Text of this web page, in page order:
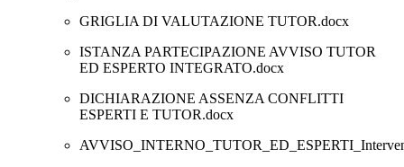
GRIGLIA DI VALUTAZIONE TUTOR.docx
ISTANZA PARTECIPAZIONE AVVISO TUTOR
ED ESPERTO INTEGRATO.docx
DICHIARAZIONE ASSENZA CONFLITTI
ESPERTI E TUTOR.docx